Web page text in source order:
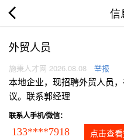
信
外贸人员
施秉人才网 2026.08.08 举报
本地企业，现招聘外贸人员
议。联系郭经理
联系人手机/微信：
133****7918 点击查